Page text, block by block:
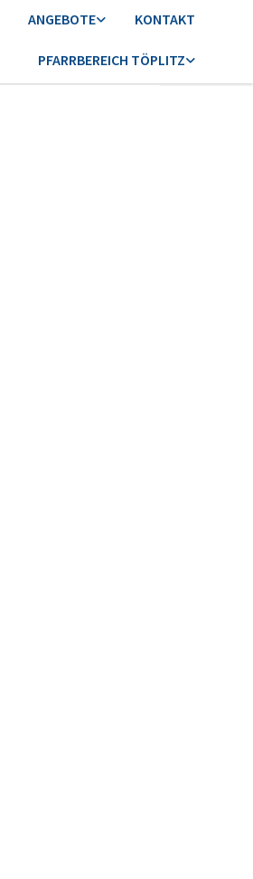
ANGEBOTE KONTAKT
PFARRBEREICH TÖPLITZ